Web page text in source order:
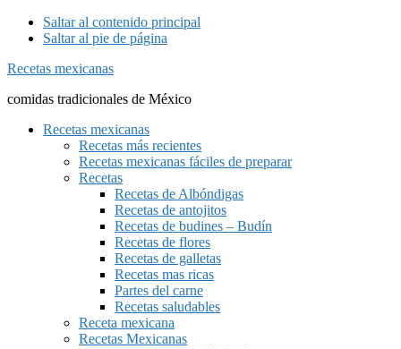
Saltar al contenido principal
Saltar al pie de página
Recetas mexicanas
comidas tradicionales de México
Recetas mexicanas
Recetas más recientes
Recetas mexicanas fáciles de preparar
Recetas
Recetas de Albóndigas
Recetas de antojitos
Recetas de budines – Budín
Recetas de flores
Recetas de galletas
Recetas mas ricas
Partes del carne
Recetas saludables
Receta mexicana
Recetas Mexicanas